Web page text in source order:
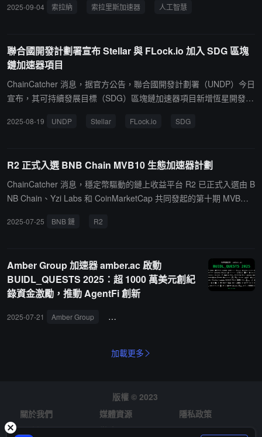
的創業團隊提供系統性的成長與資源支持，並將在新加坡、深圳、香
辦，重點支持 互聯網資本市場、人工智能與支付等領域的初創項目。
本期加速器導師包括 Solana 基金會主席 Lily Liu、Jupiter 聯合創始
人 Siong、Backpack 聯合創始人 Cansun、Kamino 創始人 Mark，
Bybit 現貨負責人， Byreal 創始人 Emily, 以及來自 OKX Ventures、
2025-09-04 索拉納 索拉里斯加速器 人工智慧
聯合國開發計劃署宣布 Stellar 與 FLock.io 加入 SDG 區塊
鏈加速器項目
ChainCatcher 消息，据官方公告，聯合國開發計劃署（UNDP）今日
宣布，其可持續發展目標（SDG）區塊鏈加速器項目新增恆星開發基
術合作夥伴。該項目第二期將於 2025 年 9 月啟動，重點關注氣候金
2025-08-19 UNDP Stellar FLock.io SDG
R2 正式入選 BNB Chain MVB10 生態加速器計劃
ChainCatcher 消息，穩定幣驅動的鏈上收益平台 R2 已正式入選由 B
NB Chain、Yzi Labs 和 CoinMarketCap 共同發起的第十期 MVB
（RWA）的收益帶給終端用戶，用戶可通過穩定幣 R2USD 一鍵接入
線。
2025-07-25 BNB 鏈 R2
Amber Group 加速器 amber.ac 啟動
BUIDL_QUESTS 2025：超 1000 萬美元創紀
錄資金激勵，推動 AgentFi 創新
2025-07-21 Amber Group BUIDL_QUESTS 2025
加載更多
版權 © 2023
關於我們
媒體資源
隱私政策
風險提示
徵才